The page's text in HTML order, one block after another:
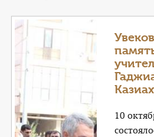
КАТАЛОГ УСЛУГ
СЛУЖБА ПО КОНТРАКТУ
10